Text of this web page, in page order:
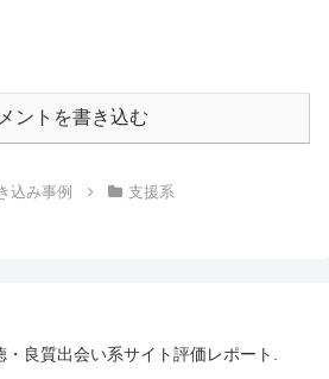
ントを書き込む
込み事例 支援系
良質出会い系サイト評価レポート.